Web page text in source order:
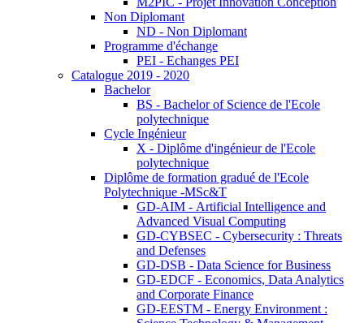
Non Diplomant
ND - Non Diplomant
Programme d'échange
PEI - Echanges PEI
Catalogue 2019 - 2020
Bachelor
BS - Bachelor of Science de l'Ecole
polytechnique
Cycle Ingénieur
X - Diplôme d'ingénieur de l'Ecole
polytechnique
Diplôme de formation gradué de l'Ecole
Polytechnique -MSc&T
GD-AIM - Artificial Intelligence and
Advanced Visual Computing
GD-CYBSEC - Cybersecurity : Threats
and Defenses
GD-DSB - Data Science for Business
GD-EDCF - Economics, Data Analytics
and Corporate Finance
GD-EESTM - Energy Environment :